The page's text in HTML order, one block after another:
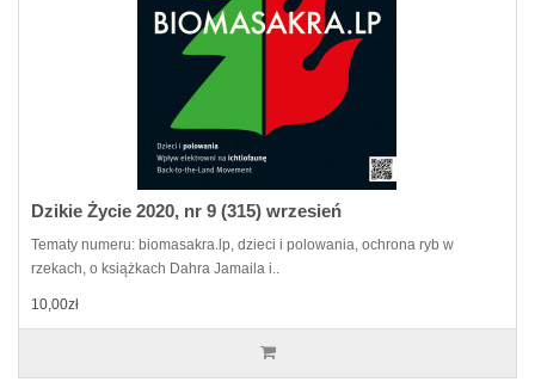
Dzikie Życie 2020, nr 9 (315) wrzesień
Tematy numeru: biomasakra.lp, dzieci i polowania, ochrona ryb w
rzekach, o książkach Dahra Jamaila i..
10,00zł